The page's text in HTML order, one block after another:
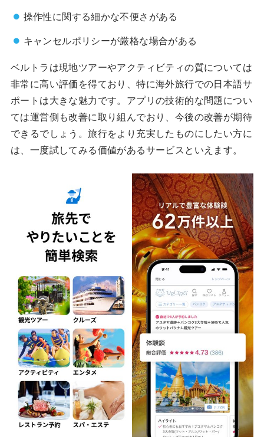
操作性に関する細かな不便さがある
キャンセルポリシーが厳格な場合がある
ベルトラは現地ツアーやアクティビティの質については
非常に高い評価を得ており、特に海外旅行での日本語サ
ポートは大きな魅力です。アプリの技術的な問題につい
ては運営側も改善に取り組んでおり、今後の改善が期待
できるでしょう。旅行をより充実したものにしたい方に
は、一度試してみる価値があるサービスといえます。